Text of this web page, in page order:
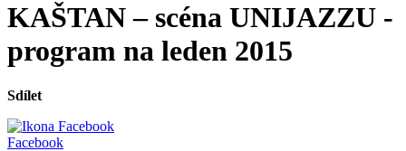
KAŠTAN – scéna UNIJAZZU -
program na leden 2015
Sdílet
Facebook